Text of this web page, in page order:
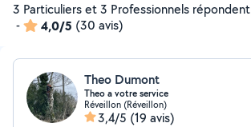
3 Particuliers et 3 Professionnels répondent
-
4,0/5 (30 avis)
Theo Dumont
Theo a votre service
Réveillon (Réveillon)
3,4/5 (19 avis)